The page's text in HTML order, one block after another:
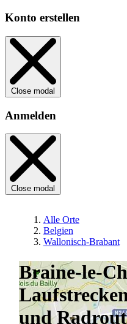
Konto erstellen
Close modal
Anmelden
Close modal
Alle Orte
Belgien
Wallonisch-Brabant
Braine-le-
und